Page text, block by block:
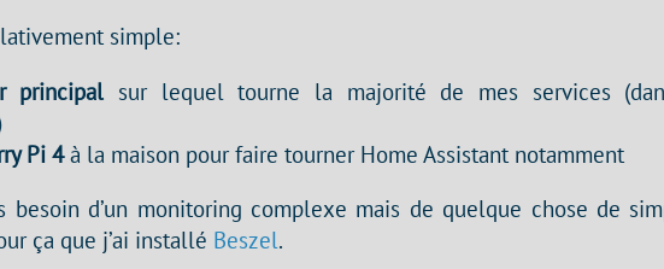
simple:
principal sur lequel tourne la majorité de mes services
Pi 4à la maison pour faire tourner Home Assistant notamment
besoin d’un monitoring complexe mais de quelque chose de
ça que j’ai installé Beszel.